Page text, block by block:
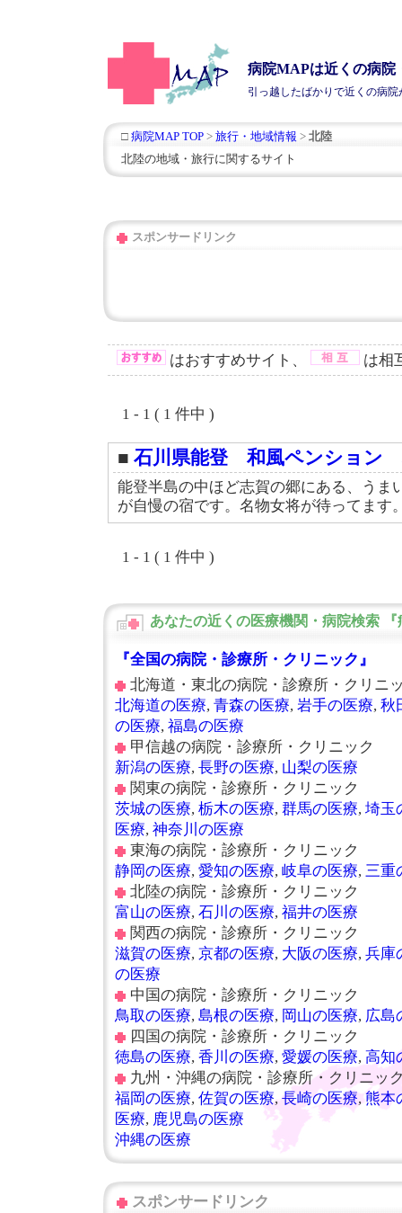
病院MAPは近くの病院
引っ越したばかりで近くの病院
□ 病院MAP TOP > 旅行・地域情報 > 北陸
北陸の地域・旅行に関するサイト
スポンサードリンク
はおすすめサイト、 は相
1 - 1 ( 1 件中 )
■ 石川県能登 和風ペンション
能登半島の中ほど志賀の郷にある、うま
が自慢の宿です。名物女将が待ってます
1 - 1 ( 1 件中 )
あなたの近くの医療機関・病院検索
『全国の病院・診療所・クリニック』
北海道・東北の病院 ・診療所・クリニ
北海道の医療, 青森の医療, 岩手の医療, 秋
の医療, 福島の医療
甲信越の病院 ・診療所・クリニック
新潟の医療, 長野の医療, 山梨の医療
関東の病院 ・診療所・クリニック
茨城の医療, 栃木の医療, 群馬の医療, 埼玉
医療, 神奈川の医療
東海の病院 ・診療所・クリニック
静岡の医療, 愛知の医療, 岐阜の医療, 三重
北陸の病院 ・診療所・クリニック
富山の医療, 石川の医療, 福井の医療
関西の病院 ・診療所・クリニック
滋賀の医療, 京都の医療, 大阪の医療, 兵庫
の医療
中国の病院 ・診療所・クリニック
鳥取の医療, 島根の医療, 岡山の医療, 広島
四国の病院 ・診療所・クリニック
徳島の医療, 香川の医療, 愛媛の医療, 高知
九州・沖縄の病院 ・診療所・クリニッ
福岡の医療, 佐賀の医療,長崎の医療,熊本
医療, 鹿児島の医療
沖縄の医療
スポンサードリンク